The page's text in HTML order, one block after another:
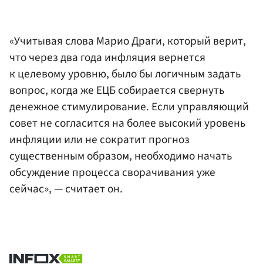
«Учитывая слова Марио Драги, который верит,
что через два года инфляция вернется
к целевому уровню, было бы логичным задать
вопрос, когда же ЕЦБ собирается свернуть
денежное стимулирование. Если управляющий
совет не согласится на более высокий уровень
инфляции или не сократит прогноз
существенным образом, необходимо начать
обсуждение процесса сворачивания уже
сейчас», — считает он.